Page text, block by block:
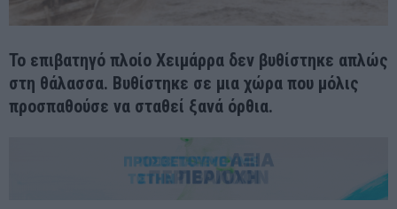
Το επιβατηγό πλοίο Χειμάρρα δεν βυθίστηκε απλώς
στη θάλασσα. Βυθίστηκε σε μια χώρα που μόλις
προσπαθούσε να σταθεί ξανά όρθια.